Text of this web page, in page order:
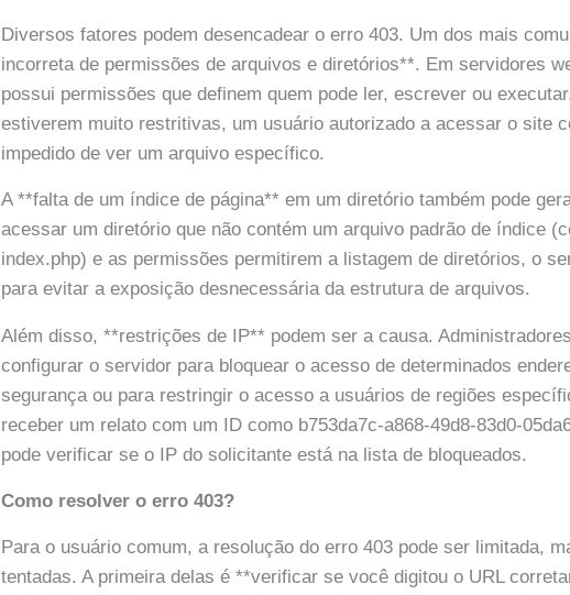
Diversos fatores podem desencadear o erro 403. Um dos mais
incorreta de permissões de arquivos e diretórios**. Em servidores
possui permissões que definem quem pode ler, escrever ou
estiverem muito restritivas, um usuário autorizado a acessar o site
impedido de ver um arquivo específico.
A **falta de um índice de página** em um diretório também pode
acessar um diretório que não contém um arquivo padrão de índice
index.php) e as permissões permitirem a listagem de diretórios, o
para evitar a exposição desnecessária da estrutura de arquivos.
Além disso, **restrições de IP** podem ser a causa.
configurar o servidor para bloquear o acesso de determinados
segurança ou para restringir o acesso a usuários de regiões
receber um relato com um ID como b753da7c-a868-49d8-83d0-
pode verificar se o IP do solicitante está na lista de bloqueados.
Como resolver o erro 403?
Para o usuário comum, a resolução do erro 403 pode ser limitada,
tentadas. A primeira delas é **verificar se você digitou o URL